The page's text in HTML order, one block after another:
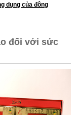
dụng của đông
đối với sức